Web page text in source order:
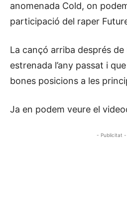
anomenada Cold, on
participació del raper
La cançó arriba després de
estrenada l’any passat i
bones posicions a les
Ja en podem veure el
- Publicitat -